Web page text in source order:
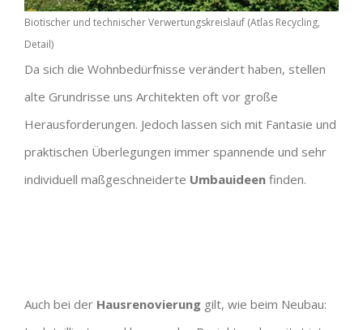
Biotischer und technischer Verwertungskreislauf (Atlas Recycling,
Detail)
Da sich die Wohnbedürfnisse verändert haben, stellen
alte Grundrisse uns Architekten oft vor große
Herausforderungen. Jedoch lassen sich mit Fantasie und
praktischen Überlegungen immer spannende und sehr
individuell maßgeschneiderte Umbauideen finden.
Auch bei der Hausrenovierung gilt, wie beim Neubau: